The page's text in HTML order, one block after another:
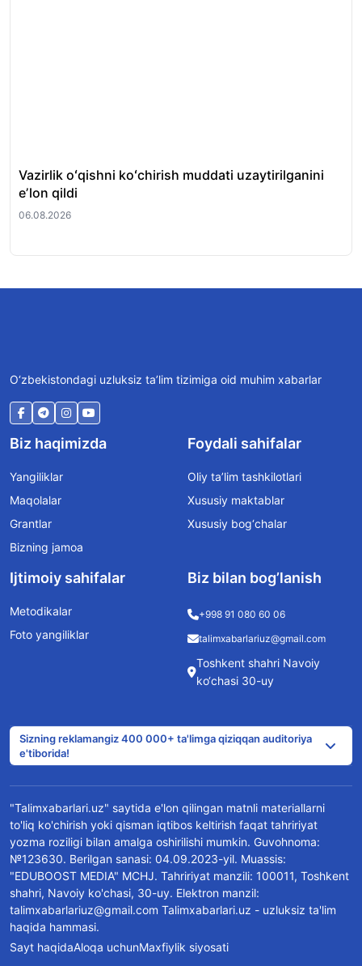
Vazirlik oʻqishni koʻchirish muddati uzaytirilganini
eʼlon qildi
06.08.2026
O‘zbekistondagi uzluksiz ta’lim tizimiga oid muhim xabarlar
Biz haqimizda
Yangiliklar
Maqolalar
Grantlar
Bizning jamoa
Foydali sahifalar
Oliy ta’lim tashkilotlari
Xususiy maktablar
Xususiy bog‘chalar
Ijtimoiy sahifalar
Metodikalar
Foto yangiliklar
Biz bilan bog’lanish
+998 91 080 60 06
talimxabarlariuz@gmail.com
Toshkent shahri Navoiy
ko‘chasi 30-uy
Sizning reklamangiz 400 000+ ta'limga qiziqqan auditoriya
e'tiborida!
"Talimxabarlari.uz" saytida e'lon qilingan matnli materiallarni
to'liq ko'chirish yoki qisman iqtibos keltirish faqat tahririyat
yozma roziligi bilan amalga oshirilishi mumkin. Guvohnoma:
№123630. Berilgan sanasi: 04.09.2023-yil. Muassis:
"EDUBOOST MEDIA" MCHJ. Tahririyat manzili: 100011, Toshkent
shahri, Navoiy ko'chasi, 30-uy. Elektron manzil:
talimxabarlariuz@gmail.com Talimxabarlari.uz - uzluksiz ta'lim
haqida hammasi.
Sayt haqidaAloqa uchunMaxfiylik siyosati